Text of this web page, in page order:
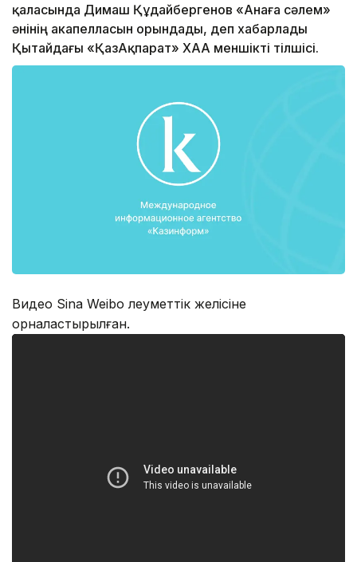
қаласында Димаш Құдайбергенов «Анаға сәлем»
әнінің акапелласын орындады, деп хабарлады
Қытайдағы «ҚазАқпарат» ХАА меншікті тілшісі.
Видео Sina Weibo әлеуметтік желісіне
орналастырылған.